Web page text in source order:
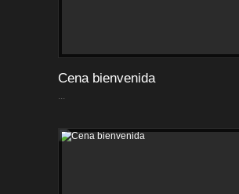
Cena bienvenida
...